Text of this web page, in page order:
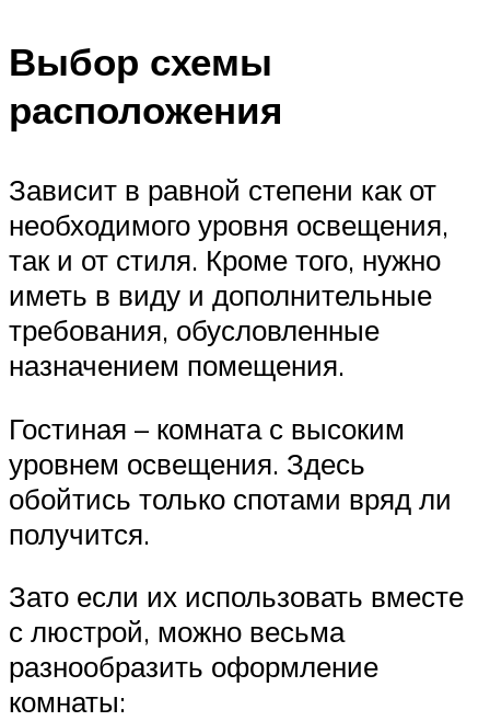
Выбор схемы
расположения
Зависит в равной степени как от
необходимого уровня освещения,
так и от стиля. Кроме того, нужно
иметь в виду и дополнительные
требования, обусловленные
назначением помещения.
Гостиная – комната с высоким
уровнем освещения. Здесь
обойтись только спотами вряд ли
получится.
Зато если их использовать вместе
с люстрой, можно весьма
разнообразить оформление
комнаты: